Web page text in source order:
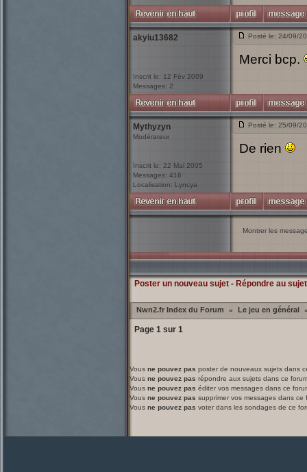
akyiu13682
Inscrit le: 12 Fév 2009
Messages: 2
Posté le: 24/09/
Merci bcp.
Mythyzyn
Modérateur
Inscrit le: 22 Mai 2005
Messages: 416
Localisation: Lyncya
Posté le: 25/09/
De rien
Montrer les
Poster un nouveau sujet- Répondre au sujet
Nwn2.fr Index du Forum » Le jeu en général
Page 1sur 1
Vous ne pouvez pas poster de nouveaux sujets dans
Vous ne pouvez pas répondre aux sujets dans ce
Vous ne pouvez pas éditer vos messages dans ce
Vous ne pouvez pas supprimer vos messages dans ce
Vous ne pouvez pas voter dans les sondages de ce